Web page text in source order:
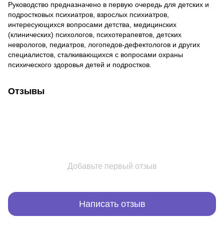
Руководство предназначено в первую очередь для детских и
подростковых психиатров, взрослых психиатров,
интересующихся вопросами детства, медицинских
(клинических) психологов, психотерапевтов, детских
неврологов, педиатров, логопедов-дефектологов и других
специалистов, сталкивающихся с вопросами охраны
психического здоровья детей и подростков.
Отзывы
Добавьте первый отзыв
Написать отзыв